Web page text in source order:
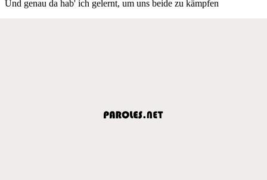
Und genau da hab' ich gelernt, um uns beide zu kämpfen